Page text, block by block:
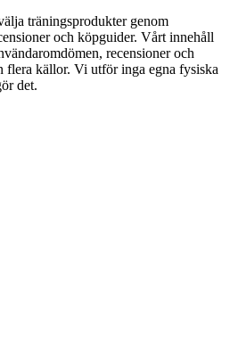
träningsprodukter genom
och köpguider. Vårt innehåll
recensioner och
flera källor. Vi utför inga egna fysiska
det.